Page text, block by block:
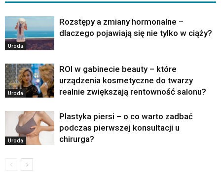
Uroda
Rozstępy a zmiany hormonalne –
dlaczego pojawiają się nie tylko w ciąży?
Uroda
ROI w gabinecie beauty – które
urządzenia kosmetyczne do twarzy
realnie zwiększają rentowność salonu?
Uroda
Plastyka piersi – o co warto zadbać
podczas pierwszej konsultacji u
chirurga?